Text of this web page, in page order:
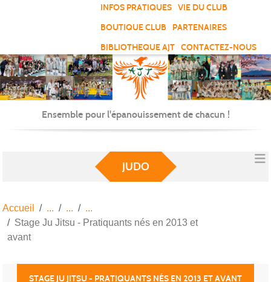
INFOS PRATIQUES
VIE DU CLUB
BOUTIQUE CLUB
PARTENAIRES
BIBLIOTHEQUE AJT
CONTACTEZ-NOUS
Ensemble pour l'épanouissement de chacun !
JUDO
Accueil
Stage Ju Jitsu - Pratiquants nés en 2013 et
avant
STAGE JU JITSU - PRATIQUANTS NÉS EN 2013 ET AVANT
Panneau de gestion des cookies